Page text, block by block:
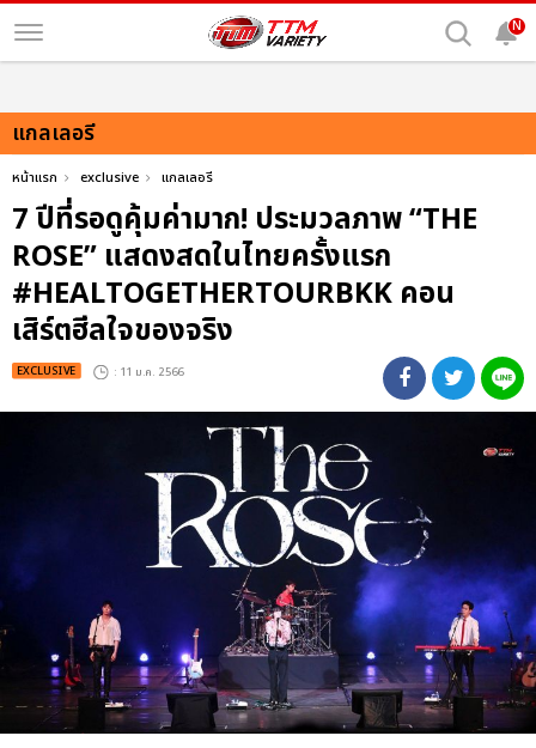
N
แกลเลอรี
หน้าแรก exclusive แกลเลอรี
7 ปีที่รอดูคุ้มค่ามาก! ประมวลภาพ “THE
ROSE” แสดงสดในไทยครั้งแรก
#HEALTOGETHERTOURBKK คอน
เสิร์ตฮีลใจของจริง
EXCLUSIVE : 11 ม.ค. 2566